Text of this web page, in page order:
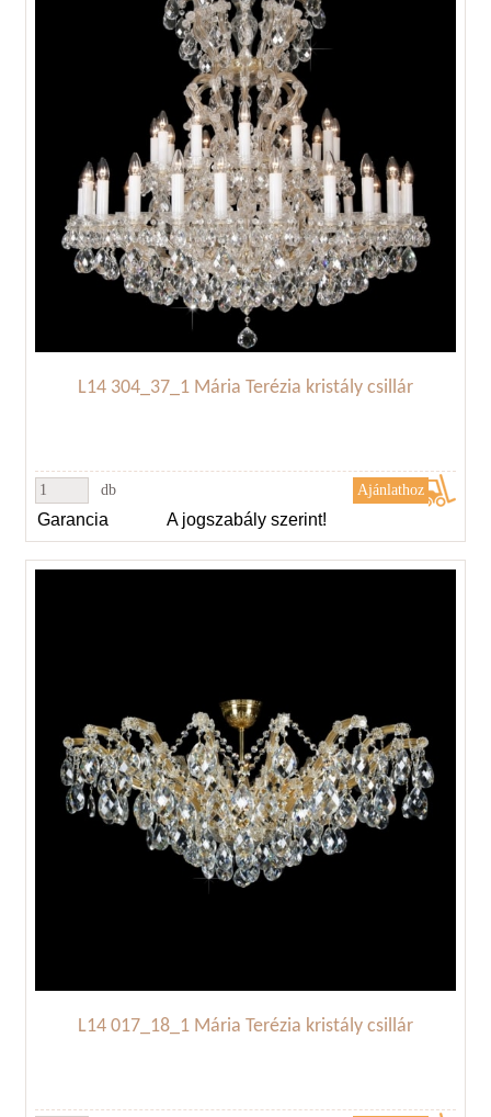
L14 304_37_1 Mária Terézia kristály csillár
db
Garancia A jogszabály szerint!
L14 017_18_1 Mária Terézia kristály csillár